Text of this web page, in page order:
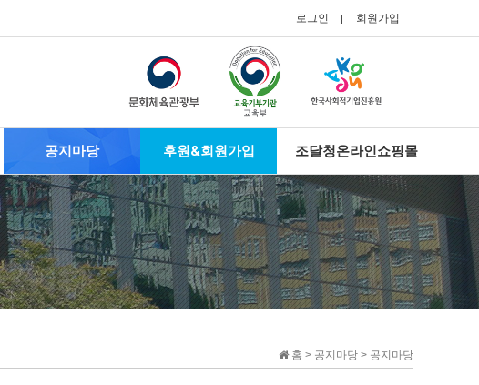
로그인 회원가입
공지마당 후원&회원가입 조달청온라인쇼핑몰
홈 > 공지마당 > 공지마당